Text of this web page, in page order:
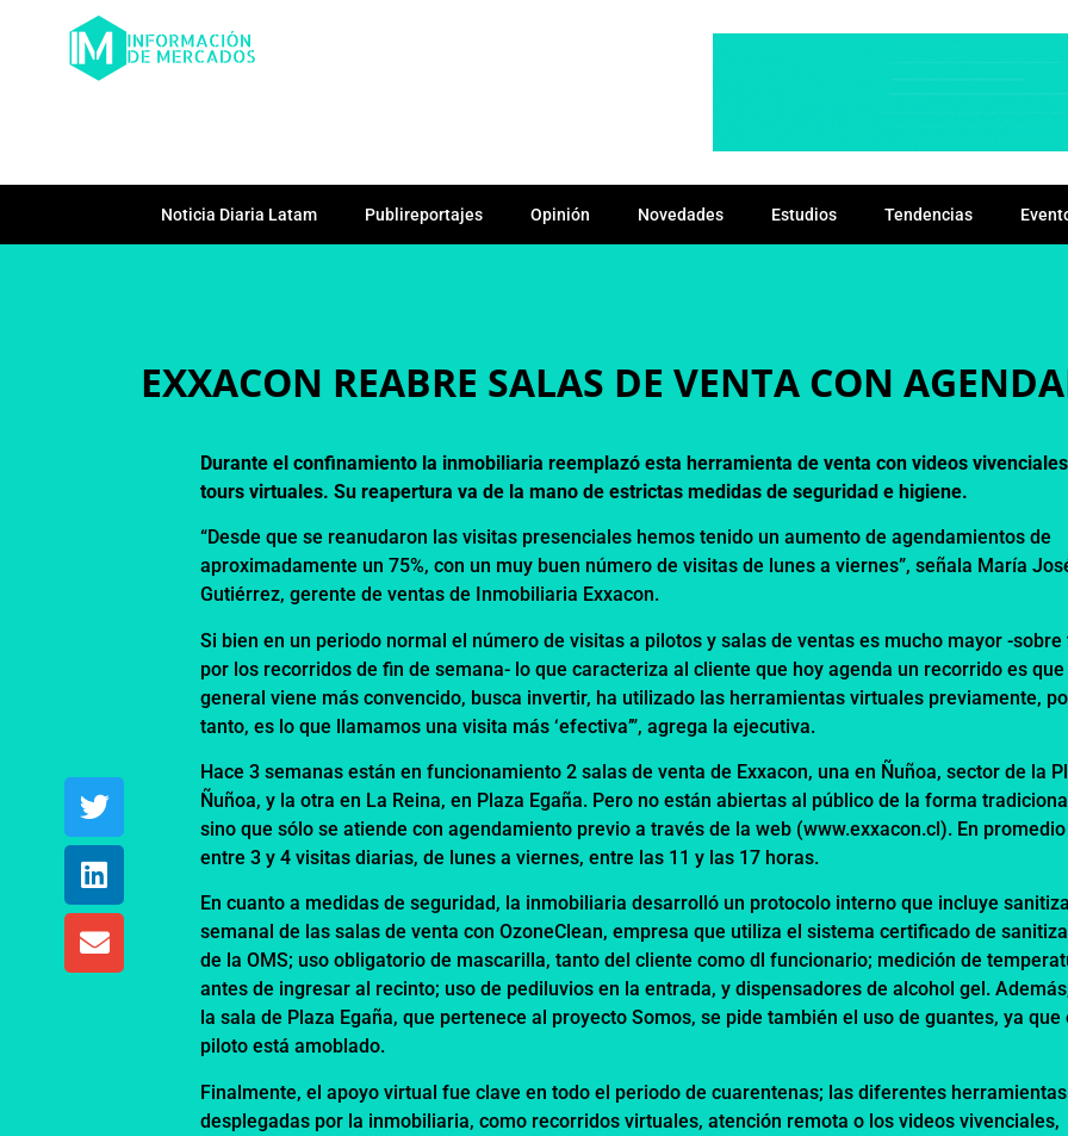
Noticia Diaria Latam Publireportajes Opinión Novedades Estudios Tendencias
EXXACON REABRE SALAS DE VENTA CON
Durante el confinamiento la inmobiliaria reemplazó esta herramienta de venta con videos
tours virtuales. Su reapertura va de la mano de estrictas medidas de seguridad e higiene.
“Desde que se reanudaron las visitas presenciales hemos tenido un aumento de agendamientos de
aproximadamente un 75%, con un muy buen número de visitas de lunes a viernes”, señala María
Gutiérrez, gerente de ventas de Inmobiliaria Exxacon.
Si bien en un periodo normal el número de visitas a pilotos y salas de ventas es mucho mayor -sobre
por los recorridos de fin de semana- lo que caracteriza al cliente que hoy agenda un recorrido es que
general viene más convencido, busca invertir, ha utilizado las herramientas virtuales previamente,
tanto, es lo que llamamos una visita más ‘efectiva’”, agrega la ejecutiva.
Hace 3 semanas están en funcionamiento 2 salas de venta de Exxacon, una en Ñuñoa, sector de la
Ñuñoa, y la otra en La Reina, en Plaza Egaña. Pero no están abiertas al público de la forma
sino que sólo se atiende con agendamiento previo a través de la web (www.exxacon.cl). En
entre 3 y 4 visitas diarias, de lunes a viernes, entre las 11 y las 17 horas.
En cuanto a medidas de seguridad, la inmobiliaria desarrolló un protocolo interno que incluye
semanal de las salas de venta con OzoneClean, empresa que utiliza el sistema certificado de
de la OMS; uso obligatorio de mascarilla, tanto del cliente como dl funcionario; medición de
antes de ingresar al recinto; uso de pediluvios en la entrada, y dispensadores de alcohol gel.
la sala de Plaza Egaña, que pertenece al proyecto Somos, se pide también el uso de guantes, ya que
piloto está amoblado.
Finalmente, el apoyo virtual fue clave en todo el periodo de cuarentenas; las diferentes herramientas
desplegadas por la inmobiliaria, como recorridos virtuales, atención remota o los videos vivenciales,